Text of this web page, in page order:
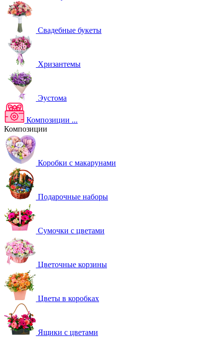
Свадебные букеты
Хризантемы
Эустома
Композиции ...
Композиции
Коробки с макарунами
Подарочные наборы
Сумочки с цветами
Цветочные корзины
Цветы в коробках
Ящики с цветами